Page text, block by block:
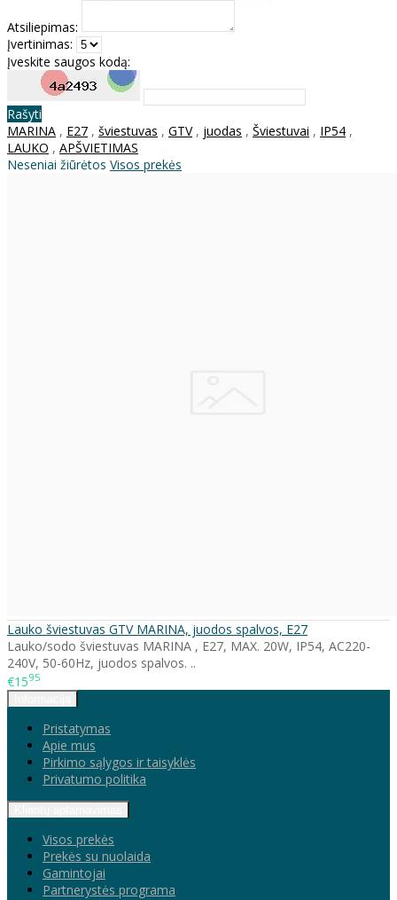
Atsiliepimas:
Įvertinimas:
Įveskite saugos kodą:
Rašyti
MARINA , E27 , šviestuvas , GTV, juodas , Šviestuvai , IP54 ,
LAUKO , APŠVIETIMAS
Neseniai žiūrėtos Visos prekės
Lauko šviestuvas GTV MARINA, juodos spalvos, E27
Lauko/sodo šviestuvas MARINA , E27, MAX. 20W, IP54, AC220-
240V, 50-60Hz, juodos spalvos. ..
€1595
Pristatymas
Apie mus
Pirkimo sąlygos ir taisyklės
Privatumo politika
Visos prekės
Prekės su nuolaida
Gamintojai
Partnerystės programa